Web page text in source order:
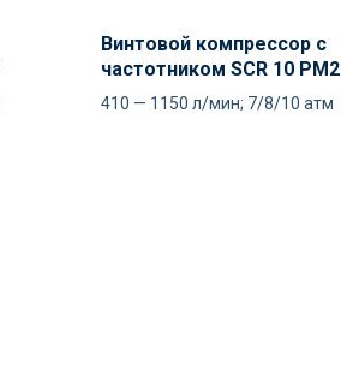
Винтовой компрессор с
частотником SCR 10 PM2
410 — 1150 л/мин; 7/8/10 атм